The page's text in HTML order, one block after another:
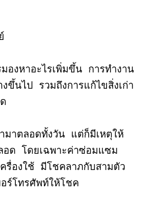
งหาอะไรเพิ่มขึ้น การทำงาน
ขึ้นไป รวมถึงการแก้ไขสิ่งเก่า
าตลอดทั้งวัน แต่ก็มีเหตุให้
อด โดยเฉพาะค่าซ่อมแซม
ครื่องใช้ มีโชคลาภกับสามตัว
ร์โทรศัพท์ให้โชค